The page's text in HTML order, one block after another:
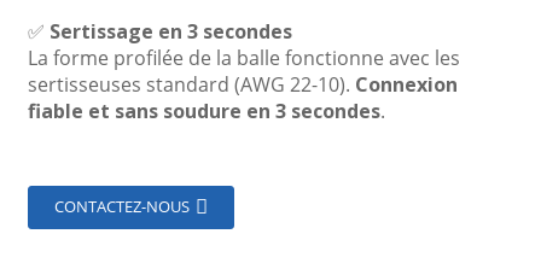
✅ Sertissage en 3 secondes
La forme profilée de la balle fonctionne avec les
sertisseuses standard (AWG 22-10). Connexion
fiable et sans soudure en 3 secondes.
CONTACTEZ-NOUS